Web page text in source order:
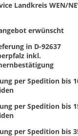
Landkreis WEN/
erwünscht
in D-92637
inkl.
per Spedition bis
per Spedition bis
per Spedition bis